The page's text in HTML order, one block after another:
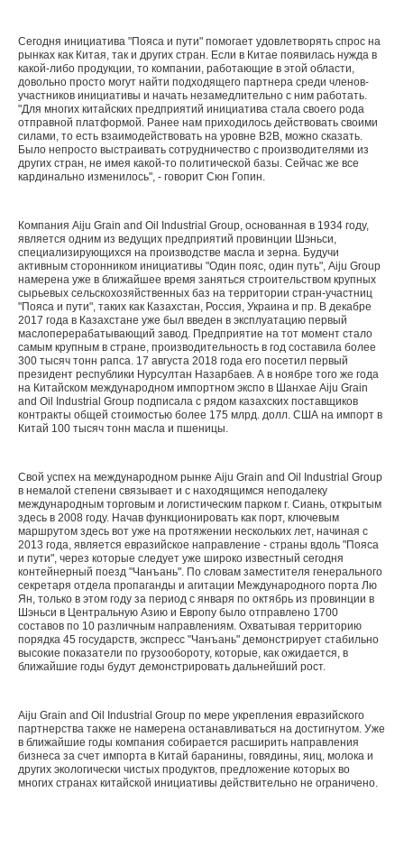
Сегодня инициатива "Пояса и пути" помогает удовлетворять спрос на
рынках как Китая, так и других стран. Если в Китае появилась нужда в
какой-либо продукции, то компании, работающие в этой области,
довольно просто могут найти подходящего партнера среди членов-
участников инициативы и начать незамедлительно с ним работать.
"Для многих китайских предприятий инициатива стала своего рода
отправной платформой. Ранее нам приходилось действовать своими
силами, то есть взаимодействовать на уровне B2B, можно сказать.
Было непросто выстраивать сотрудничество с производителями из
других стран, не имея какой-то политической базы. Сейчас же все
кардинально изменилось", - говорит Сюн Гопин.
Компания Aiju Grain and Oil Industrial Group, основанная в 1934 году,
является одним из ведущих предприятий провинции Шэньси,
специализирующихся на производстве масла и зерна. Будучи
активным сторонником инициативы "Один пояс, один путь", Aiju Group
намерена уже в ближайшее время заняться строительством крупных
сырьевых сельскохозяйственных баз на территории стран-участниц
"Пояса и пути", таких как Казахстан, Россия, Украина и пр. В декабре
2017 года в Казахстане уже был введен в эксплуатацию первый
маслоперерабатывающий завод. Предприятие на тот момент стало
самым крупным в стране, производительность в год составила более
300 тысяч тонн рапса. 17 августа 2018 года его посетил первый
президент республики Нурсултан Назарбаев. А в ноябре того же года
на Китайском международном импортном экспо в Шанхае Aiju Grain
and Oil Industrial Group подписала с рядом казахских поставщиков
контракты общей стоимостью более 175 млрд. долл. США на импорт в
Китай 100 тысяч тонн масла и пшеницы.
Свой успех на международном рынке Aiju Grain and Oil Industrial Group
в немалой степени связывает и с находящимся неподалеку
международным торговым и логистическим парком г. Сиань, открытым
здесь в 2008 году. Начав функционировать как порт, ключевым
маршрутом здесь вот уже на протяжении нескольких лет, начиная с
2013 года, является евразийское направление - страны вдоль "Пояса
и пути", через которые следует уже широко известный сегодня
контейнерный поезд "Чанъань". По словам заместителя генерального
секретаря отдела пропаганды и агитации Международного порта Лю
Ян, только в этом году за период с января по октябрь из провинции в
Шэньси в Центральную Азию и Европу было отправлено 1700
составов по 10 различным направлениям. Охватывая территорию
порядка 45 государств, экспресс "Чанъань" демонстрирует стабильно
высокие показатели по грузообороту, которые, как ожидается, в
ближайшие годы будут демонстрировать дальнейший рост.
Aiju Grain and Oil Industrial Group по мере укрепления евразийского
партнерства также не намерена останавливаться на достигнутом. Уже
в ближайшие годы компания собирается расширить направления
бизнеса за счет импорта в Китай баранины, говядины, яиц, молока и
других экологически чистых продуктов, предложение которых во
многих странах китайской инициативы действительно не ограничено.